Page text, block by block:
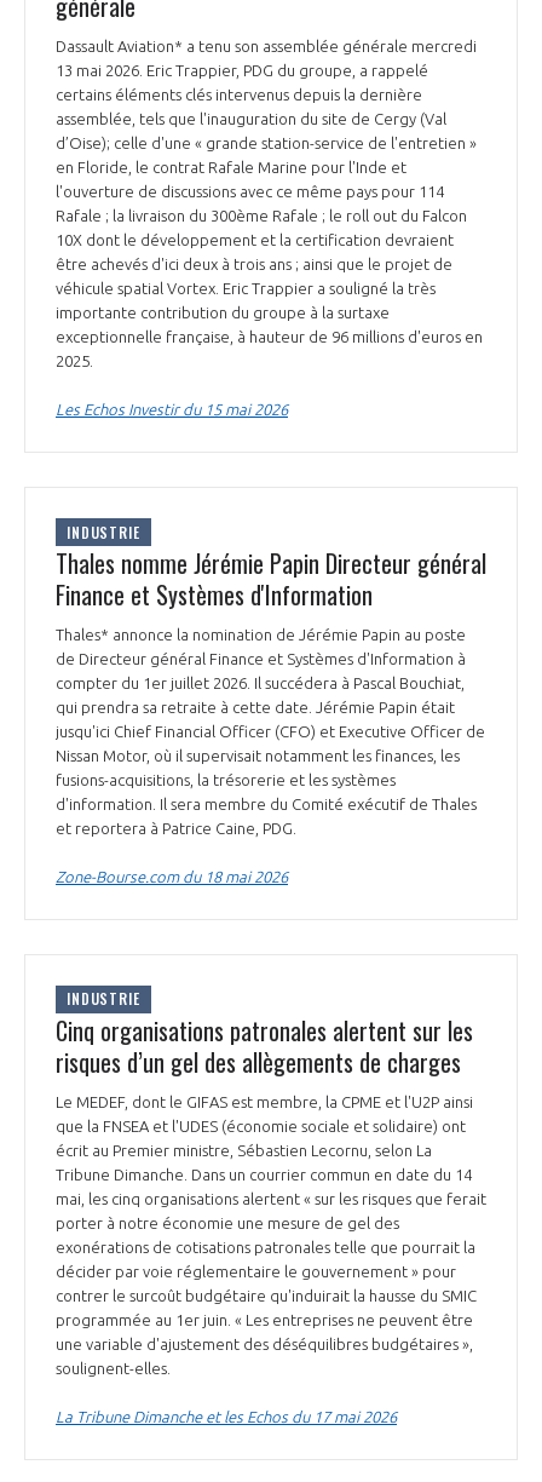
Dassault Aviation* a tenu son assemblée générale mercredi
13 mai 2026. Eric Trappier, PDG du groupe, a rappelé
certains éléments clés intervenus depuis la dernière
assemblée, tels que l'inauguration du site de Cergy (Val
d’Oise); celle d'une « grande station-service de l'entretien »
en Floride, le contrat Rafale Marine pour l'Inde et
l'ouverture de discussions avec ce même pays pour 114
Rafale ; la livraison du 300ème Rafale ; le roll out du Falcon
10X dont le développement et la certification devraient
être achevés d'ici deux à trois ans ; ainsi que le projet de
véhicule spatial Vortex. Eric Trappier a souligné la très
importante contribution du groupe à la surtaxe
exceptionnelle française, à hauteur de 96 millions d'euros en
2025.
Les Echos Investir du 15 mai 2026
INDUSTRIE
Thales nomme Jérémie Papin Directeur général
Finance et Systèmes d'Information
Thales* annonce la nomination de Jérémie Papin au poste
de Directeur général Finance et Systèmes d'Information à
compter du 1er juillet 2026. Il succédera à Pascal Bouchiat,
qui prendra sa retraite à cette date. Jérémie Papin était
jusqu'ici Chief Financial Officer (CFO) et Executive Officer de
Nissan Motor, où il supervisait notamment les finances, les
fusions-acquisitions, la trésorerie et les systèmes
d'information. Il sera membre du Comité exécutif de Thales
et reportera à Patrice Caine, PDG.
Zone-Bourse.com du 18 mai 2026
INDUSTRIE
Cinq organisations patronales alertent sur les
risques d’un gel des allègements de charges
Le MEDEF, dont le GIFAS est membre, la CPME et l'U2P ainsi
que la FNSEA et l'UDES (économie sociale et solidaire) ont
écrit au Premier ministre, Sébastien Lecornu, selon La
Tribune Dimanche. Dans un courrier commun en date du 14
mai, les cinq organisations alertent « sur les risques que ferait
porter à notre économie une mesure de gel des
exonérations de cotisations patronales telle que pourrait la
décider par voie réglementaire le gouvernement » pour
contrer le surcoût budgétaire qu'induirait la hausse du SMIC
programmée au 1er juin. « Les entreprises ne peuvent être
une variable d'ajustement des déséquilibres budgétaires »,
soulignent-elles.
La Tribune Dimanche et les Echos du 17 mai 2026